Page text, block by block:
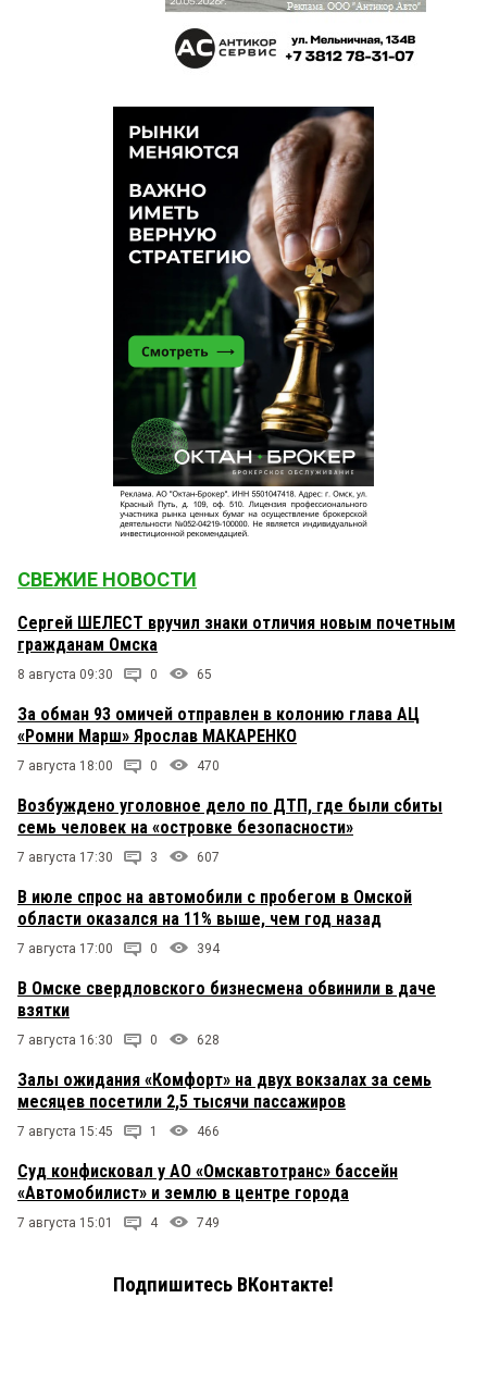
СВЕЖИЕ НОВОСТИ
Сергей ШЕЛЕСТ вручил знаки отличия новым почетным
гражданам Омска
8 августа 09:30 0 65
За обман 93 омичей отправлен в колонию глава АЦ
«Ромни Марш» Ярослав МАКАРЕНКО
7 августа 18:00 0 470
Возбуждено уголовное дело по ДТП, где были сбиты
семь человек на «островке безопасности»
7 августа 17:30 3 607
В июле спрос на автомобили с пробегом в Омской
области оказался на 11% выше, чем год назад
7 августа 17:00 0 394
В Омске свердловского бизнесмена обвинили в даче
взятки
7 августа 16:30 0 628
Залы ожидания «Комфорт» на двух вокзалах за семь
месяцев посетили 2,5 тысячи пассажиров
7 августа 15:45 1 466
Суд конфисковал у АО «Омскавтотранс» бассейн
«Автомобилист» и землю в центре города
7 августа 15:01 4 749
Подпишитесь ВКонтакте!